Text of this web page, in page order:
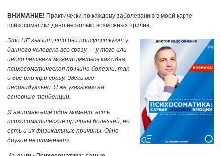
ВНИМАНИЕ! Практически по каждому заболеванию в моей карте
психосоматики дано несколько возможных причин.
Это НЕ значит, что они присутствуют у
данного человека все сразу — у того или
иного человека может иметься как одна
психосоматическая причина болезни, так
и две или три сразу. Здесь всё
индивидуально. Я же указываю на
основные тенденции.
И напомню ещё один момент: есть
психосоматические причины болезней, но
есть и их физикальные причины. Одно
другое не отменяет!